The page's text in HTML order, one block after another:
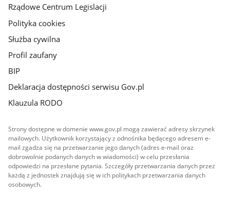
Rządowe Centrum Legislacji
Polityka cookies
Służba cywilna
Profil zaufany
BIP
Deklaracja dostępności serwisu Gov.pl
Klauzula RODO
Strony dostępne w domenie www.gov.pl mogą zawierać adresy skrzynek
mailowych. Użytkownik korzystający z odnośnika będącego adresem e-
mail zgadza się na przetwarzanie jego danych (adres e-mail oraz
dobrowolnie podanych danych w wiadomości) w celu przesłania
odpowiedzi na przesłane pytania. Szczegóły przetwarzania danych przez
każdą z jednostek znajdują się w ich politykach przetwarzania danych
osobowych.